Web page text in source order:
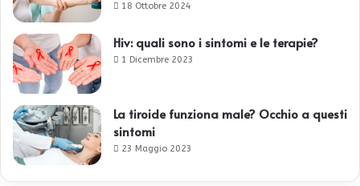
18 Ottobre 2024
Hiv: quali sono i sintomi e le terapie?
1 Dicembre 2023
La tiroide funziona male? Occhio a questi
sintomi
23 Maggio 2023